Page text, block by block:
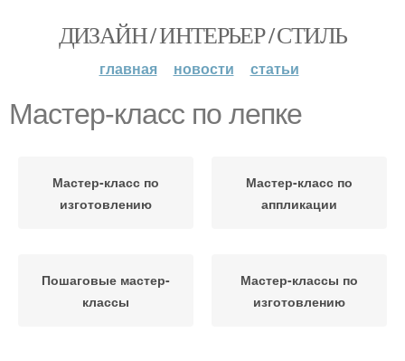
ДИЗАЙН / ИНТЕРЬЕР / СТИЛЬ
главная новости статьи
Мастер-класс по лепке
Мастер-класс по
изготовлению
Мастер-класс по
аппликации
Пошаговые мастер-
классы
Мастер-классы по
изготовлению